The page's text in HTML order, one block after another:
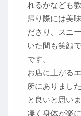
れるかなども
帰り際には美
ださり、スニ
いた間も笑顔
です。
お店に上がる
所にありまし
と良いと思いま
凄く身体が楽